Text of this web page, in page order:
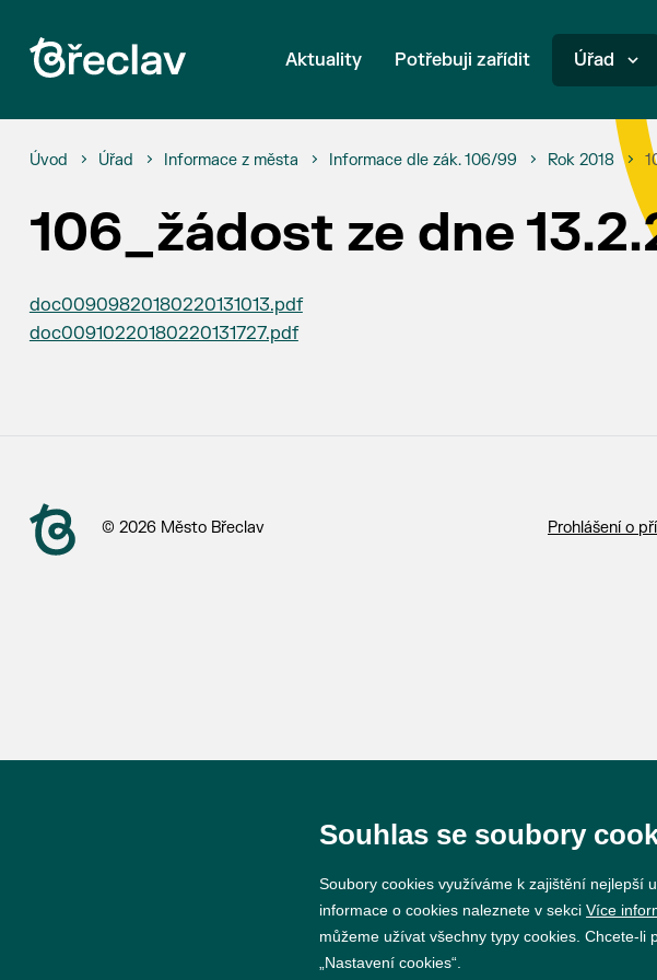
Aktuality Potřebuji zařídit Úřad
Úvod Úřad Informace z města Informace dle zák. 106/99 Rok 2018
106_žádost ze dne
doc00909820180220131013.pdf
doc00910220180220131727.pdf
© 2026 Město Břeclav Prohlášení o
Souhlas se soubory
Soubory cookies využíváme k zajištění nejlepší
informace o cookies naleznete v sekci Více
můžeme užívat všechny typy cookies. Chcete-
„Nastavení cookies“.